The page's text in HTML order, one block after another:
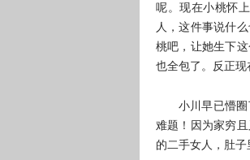
呢。现在小桃怀
人，这件事说什
桃吧，让她生下
也全包了。反正
小川早已懵
难题！因为家穷
的二手女人，肚子